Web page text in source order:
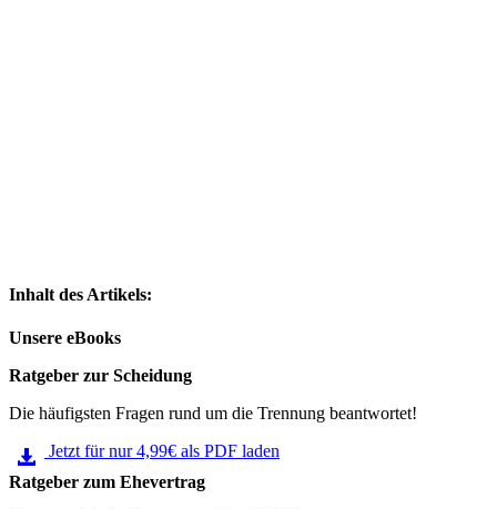
Inhalt des Artikels:
Unsere eBooks
Ratgeber zur Scheidung
Die häufigsten Fragen rund um die Trennung beantwortet!
Jetzt für nur 4,99€ als PDF laden
Ratgeber zum Ehevertrag